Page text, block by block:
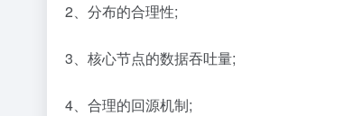
2、分布的合理性;
3、核心节点的数据吞吐量;
4、合理的回源机制;